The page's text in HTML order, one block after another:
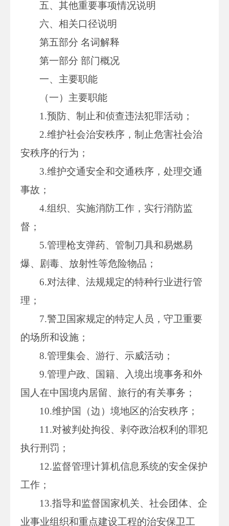
五、其他重要事项情况说明
六、相关口径说明
第五部分 名词解释
第一部分 部门概况
一、主要职能
（一）主要职能
1.预防、制止和侦查违法犯罪活动；
2.维护社会治安秩序，制止危害社会治
安秩序的行为；
3.维护交通安全和交通秩序，处理交通
事故；
4.组织、实施消防工作，实行消防监
督；
5.管理枪支弹药、管制刀具和易燃易
爆、剧毒、放射性等危险物品；
6.对法律、法规规定的特种行业进行管
理；
7.警卫国家规定的特定人员，守卫重要
的场所和设施；
8.管理集会、游行、示威活动；
9.管理户政、国籍、入境出境事务和外
国人在中国境内居留、旅行的有关事务；
10.维护国（边）境地区的治安秩序；
11.对被判处拘役、剥夺政治权利的罪犯
执行刑罚；
12.监督管理计算机信息系统的安全保护
工作；
13.指导和监督国家机关、社会团体、企
业事业组织和重点建设工程的治安保卫工